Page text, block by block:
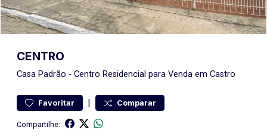
CENTRO
Casa Padrão - Centro Residencial para Venda em Castro
Favoritar | Comparar
Compartilhe: